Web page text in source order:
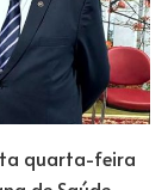
quarta-feira